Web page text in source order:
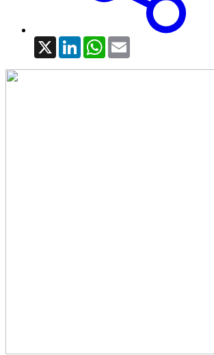
X LinkedInWhatsApp